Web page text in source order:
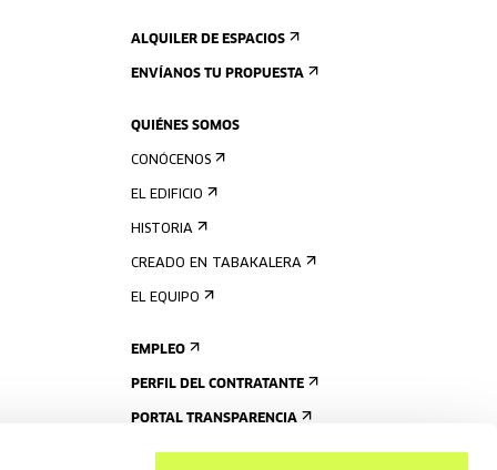
ALQUILER DE ESPACIOS
ENVÍANOS TU PROPUESTA
QUIÉNES SOMOS
CONÓCENOS
EL EDIFICIO
HISTORIA
CREADO EN TABAKALERA
EL EQUIPO
EMPLEO
PERFIL DEL CONTRATANTE
PORTAL TRANSPARENCIA